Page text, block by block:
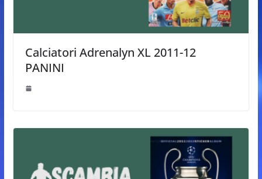
Calciatori Adrenalyn XL 2011-12
PANINI